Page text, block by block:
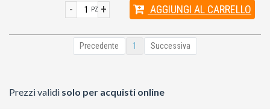
+
- PZ AGGIUNGI AL CARRELLO
Precedente 1 Successiva
Prezzi validi solo per acquisti online